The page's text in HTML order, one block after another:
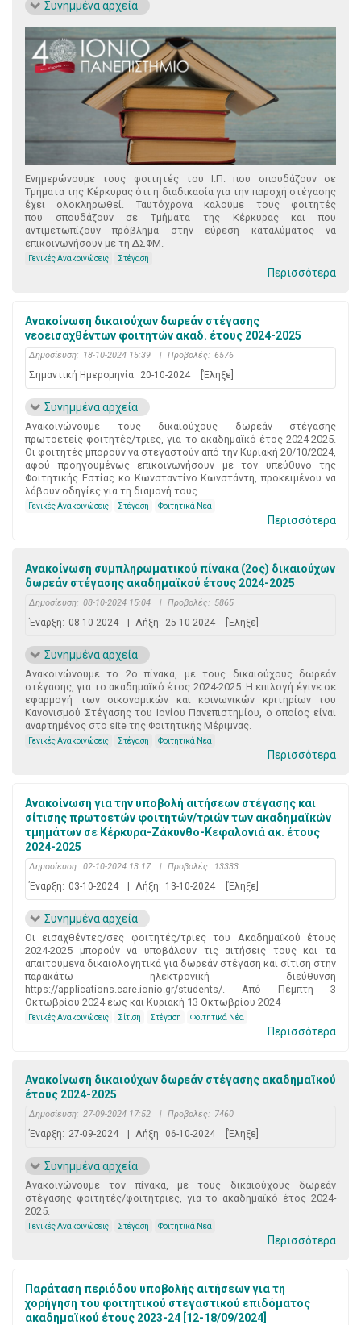
Συνημμένα αρχεία
Ενημερώνουμε τους φοιτητές του Ι.Π. που σπουδάζουν σε
Τμήματα της Κέρκυρας ότι η διαδικασία για την παροχή στέγασης
έχει ολοκληρωθεί. Ταυτόχρονα καλούμε τους φοιτητές
που σπουδάζουν σε Τμήματα της Κέρκυρας και που
αντιμετωπίζουν πρόβλημα στην εύρεση καταλύματος να
επικοινωνήσουν με τη ΔΣΦΜ.
Γενικές Ανακοινώσεις Στέγαση
Περισσότερα
Ανακοίνωση δικαιούχων δωρεάν στέγασης
νεοεισαχθέντων φοιτητών ακαδ. έτους 2024-2025
Δημοσίευση: 18-10-2024 15:39 | Προβολές: 6576
Σημαντική Ημερομηνία: 20-10-2024 [Έληξε]
Συνημμένα αρχεία
Ανακοινώνουμε τους δικαιούχους δωρεάν στέγασης
πρωτοετείς φοιτητές/τριες, για το ακαδημαϊκό έτος 2024-2025.
Οι φοιτητές μπορούν να στεγαστούν από την Κυριακή 20/10/2024,
αφού προηγουμένως επικοινωνήσουν με τον υπεύθυνο της
Φοιτητικής Εστίας κο Κωνσταντίνο Κωνστάντη, προκειμένου να
λάβουν οδηγίες για τη διαμονή τους.
Γενικές Ανακοινώσεις Στέγαση Φοιτητικά Νέα
Περισσότερα
Ανακοίνωση συμπληρωματικού πίνακα (2ος) δικαιούχων
δωρεάν στέγασης ακαδημαϊκού έτους 2024-2025
Δημοσίευση: 08-10-2024 15:04 | Προβολές: 5865
Έναρξη: 08-10-2024 Λήξη: 25-10-2024 [Έληξε]
Συνημμένα αρχεία
Ανακοινώνουμε το 2o πίνακα, με τους δικαιούχους δωρεάν
στέγασης, για το ακαδημαϊκό έτος 2024-2025. Η επιλογή έγινε σε
εφαρμογή των οικονομικών και κοινωνικών κριτηρίων του
Κανονισμού Στέγασης του Ιονίου Πανεπιστημίου, ο οποίος είναι
αναρτημένος στο site της Φοιτητικής Μέριμνας.
Γενικές Ανακοινώσεις Στέγαση Φοιτητικά Νέα
Περισσότερα
Ανακοίνωση για την υποβολή αιτήσεων στέγασης και
σίτισης πρωτοετών φοιτητών/τριών των ακαδημαϊκών
τμημάτων σε Κέρκυρα-Ζάκυνθο-Κεφαλονιά ακ. έτους
2024-2025
Δημοσίευση: 02-10-2024 13:17 | Προβολές: 13333
Έναρξη: 03-10-2024 Λήξη: 13-10-2024 [Έληξε]
Συνημμένα αρχεία
Οι εισαχθέντες/σες φοιτητές/τριες του Ακαδημαϊκού έτους
2024-2025 μπορούν να υποβάλουν τις αιτήσεις τους και τα
απαιτούμενα δικαιολογητικά για δωρεάν στέγαση και σίτιση στην
παρακάτω ηλεκτρονική διεύθυνση
https://applications.care.ionio.gr/students/. Από Πέμπτη 3
Οκτωβρίου 2024 έως και Κυριακή 13 Οκτωβρίου 2024
Γενικές Ανακοινώσεις Σίτιση Στέγαση Φοιτητικά Νέα
Περισσότερα
Ανακοίνωση δικαιούχων δωρεάν στέγασης ακαδημαϊκού
έτους 2024-2025
Δημοσίευση: 27-09-2024 17:52 | Προβολές: 7460
Έναρξη: 27-09-2024 Λήξη: 06-10-2024 [Έληξε]
Συνημμένα αρχεία
Ανακοινώνουμε τον πίνακα, με τους δικαιούχους δωρεάν
στέγασης φοιτητές/φοιτήτριες, για το ακαδημαϊκό έτος 2024-
2025.
Γενικές Ανακοινώσεις Στέγαση Φοιτητικά Νέα
Περισσότερα
Παράταση περιόδου υποβολής αιτήσεων για τη
χορήγηση του φοιτητικού στεγαστικού επιδόματος
ακαδημαϊκού έτους 2023-24 [12-18/09/2024]